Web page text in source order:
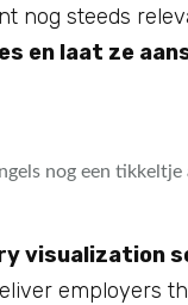
nog steeds
en laat ze
nog een tikkeltje
visualization
employers